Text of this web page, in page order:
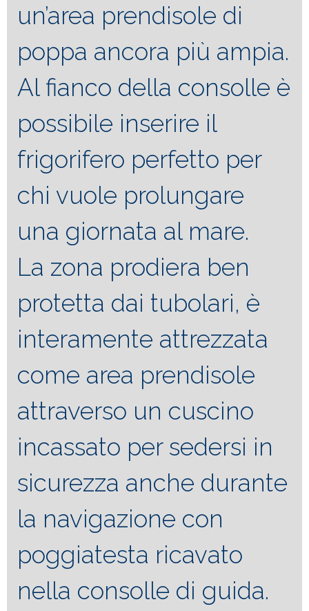
un’area prendisole di
poppa ancora più ampia.
Al fianco della consolle è
possibile inserire il
frigorifero perfetto per
chi vuole prolungare
una giornata al mare.
La zona prodiera ben
protetta dai tubolari, è
interamente attrezzata
come area prendisole
attraverso un cuscino
incassato per sedersi in
sicurezza anche durante
la navigazione con
poggiatesta ricavato
nella consolle di guida.